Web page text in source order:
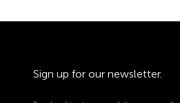
Sign up for our newsletter.